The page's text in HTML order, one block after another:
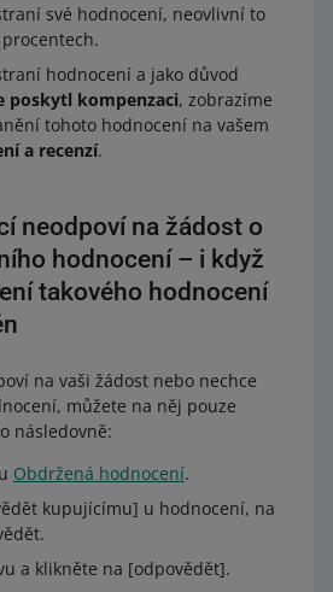
své hodnocení, neovlivní to
hodnocení a jako důvod
poskytl kompenzaci, zobrazíme
tohoto hodnocení na vašem
a recenzí.
neodpoví na žádost o
hodnocení – i když
takového hodnocení
na vaši žádost nebo nechce
můžete na něj pouze
následovně:
Obdržená hodnocení.
kupujícímu] u hodnocení, na
a klikněte na [odpovědět].